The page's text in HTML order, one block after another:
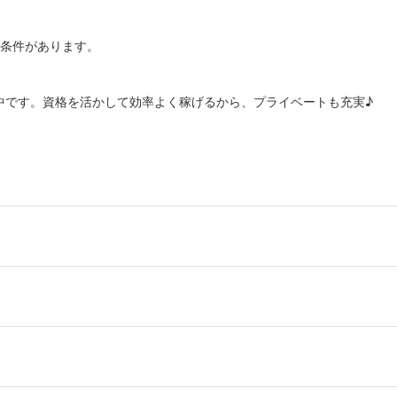
件があります。
す。資格を活かして効率よく稼げるから、プライベートも充実♪